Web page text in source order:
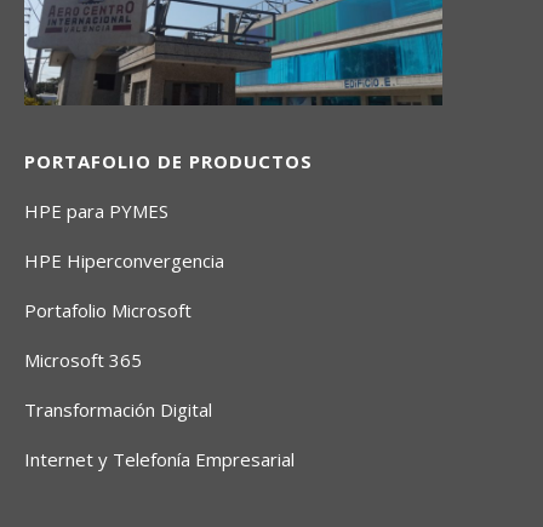
PORTAFOLIO DE PRODUCTOS
HPE para PYMES
HPE Hiperconvergencia
Portafolio Microsoft
Microsoft 365
Transformación Digital
Internet y Telefonía Empresarial